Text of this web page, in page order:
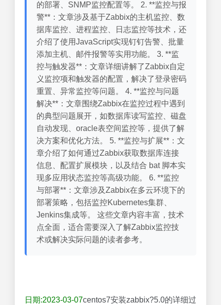
的部署、SNMP监控配置等。 2. **监控与报
警**：文章涉及基于Zabbix的主机监控、数
据库监控、进程监控、日志监控等技术，还
介绍了使用JavaScript实现钉钉告警、批量
添加主机、邮件报警等实用功能。 3. **监
控与触发器**：文章详细讲解了Zabbix自定
义监控项和触发器的配置，解决了登录密码
重置、异常监控等问题。 4. **监控与问题
解决**：文章围绕Zabbix在监控过程中遇到
的典型问题展开，如数据库读写监控、磁盘
自动发现、oracle表空间监控等，提供了解
决方案和优化方法。 5. **监控与扩展**：文
章介绍了如何通过Zabbix获取数据库连接
信息、配置扩展模块，以及结合 bat 脚本实
现多应用状态监控等高级功能。 6. **监控
与部署**：文章涉及Zabbix在多云环境下的
部署策略，包括监控Kubernetes集群、
Jenkins集成等。 这些文章内容丰富，技术
点全面，适合需要深入了解Zabbix监控技
术或解决实际问题的读者参考。
日期:2023-03-07centos7安装zabbix?5.0的详细过